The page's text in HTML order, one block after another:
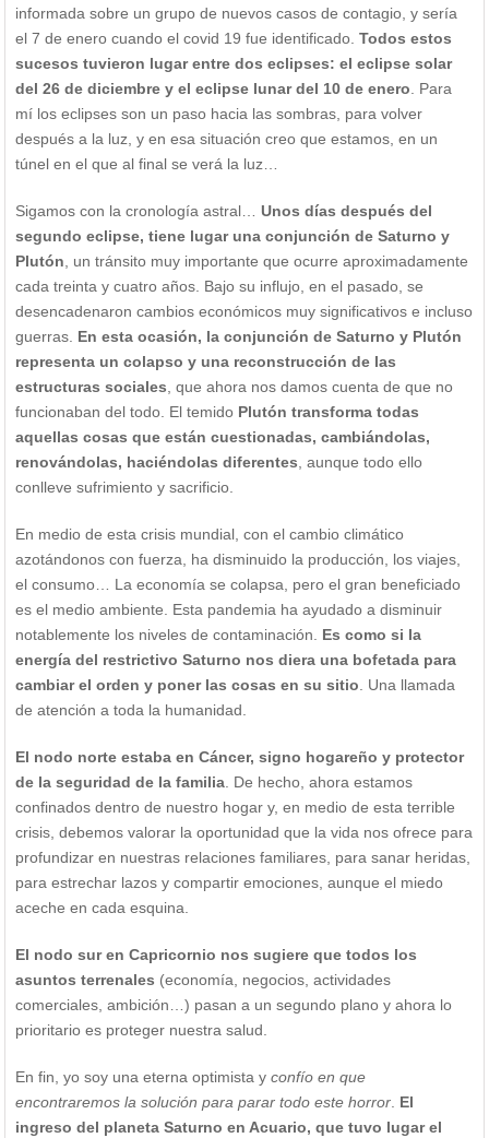
informada sobre un grupo de nuevos casos de contagio, y sería
el 7 de enero cuando el covid 19 fue identificado.Todos estos
sucesos tuvieron lugar entre dos eclipses: el eclipse solar
del 26 de diciembre y el eclipse lunar del 10 de enero . Para
mí los eclipses son un paso hacia las sombras, para volver
después a la luz, y en esa situación creo que estamos, en un
túnel en el que al final se verá la luz…
Sigamos con la cronología astral…Unos días después del
segundo eclipse, tiene lugar una conjunción de Saturno y
Plutón , un tránsito muy importante que ocurre aproximadamente
cada treinta y cuatro años. Bajo su influjo, en el pasado, se
desencadenaron cambios económicos muy significativos e incluso
guerras. En esta ocasión, la conjunción de Saturno y Plutón
representa un colapso y una reconstrucción de las
estructuras sociales , que ahora nos damos cuenta de que no
funcionaban del todo. El temido Plutón transforma todas
aquellas cosas que están cuestionadas, cambiándolas,
renovándolas, haciéndolas diferentes , aunque todo ello
conlleve sufrimiento y sacrificio.
En medio de esta crisis mundial, con el cambio climático
azotándonos con fuerza, ha disminuido la producción, los viajes,
el consumo… La economía se colapsa, pero el gran beneficiado
es el medio ambiente. Esta pandemia ha ayudado a disminuir
notablemente los niveles de contaminación. Es como si la
energía del restrictivo Saturno nos diera una bofetada para
cambiar el orden y poner las cosas en su sitio . Una llamada
de atención a toda la humanidad.
El nodo norte estaba en Cáncer, signo hogareño y protector
de la seguridad de la familia . De hecho, ahora estamos
confinados dentro de nuestro hogar y, en medio de esta terrible
crisis, debemos valorar la oportunidad que la vida nos ofrece para
profundizar en nuestras relaciones familiares, para sanar heridas,
para estrechar lazos y compartir emociones, aunque el miedo
aceche en cada esquina.
El nodo sur en Capricornio nos sugiere que todos los
asuntos terrenales (economía, negocios, actividades
comerciales, ambición…) pasan a un segundo plano y ahora lo
prioritario es proteger nuestra salud.
En fin, yo soy una eterna optimista yconfío en que
encontraremos la solución para parar todo este horror El
ingreso del planeta Saturno en Acuario, que tuvo lugar el